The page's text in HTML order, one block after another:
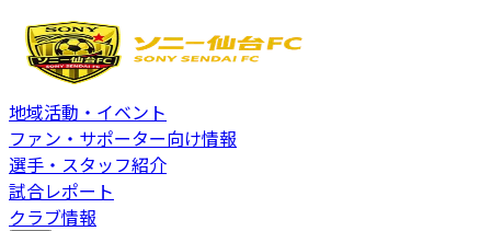
地域活動・イベント
ファン・サポーター向け情報
選手・スタッフ紹介
試合レポート
クラブ情報